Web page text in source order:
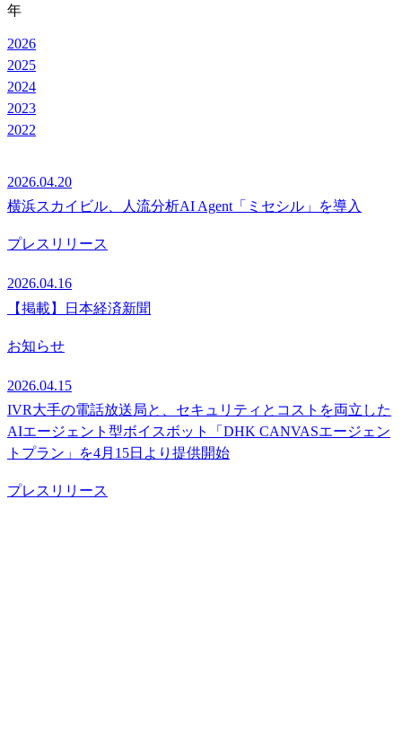
年
2026
2025
2024
2023
2022
2026.04.20
横浜スカイビル、人流分析AI Agent「ミセシル」を導入
プレスリリース
2026.04.16
【掲載】日本経済新聞
お知らせ
2026.04.15
IVR大手の電話放送局と、セキュリティとコストを両立した
AIエージェント型ボイスボット「DHK CANVASエージェン
トプラン」を4月15日より提供開始
プレスリリース